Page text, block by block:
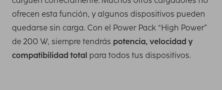
ofrecen esta función, y algunos dispositivos pueden
quedarse sin carga. Con el Power Pack “High Power”
de 200 W, siempre tendrás potencia, velocidad y
compatibilidad total para todos tus dispositivos.